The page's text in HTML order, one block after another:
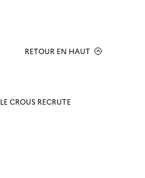
LE CROUS RECRUTE
RETOUR EN HAUT